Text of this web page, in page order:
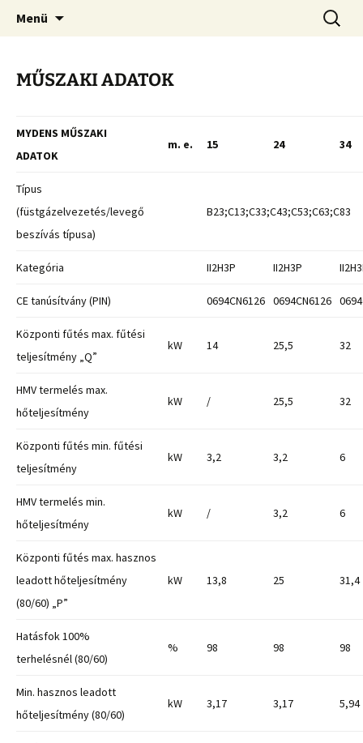
COSMOGAS
Hivatalos importőr és forgalmazó – Sebők és
Társa Kft.
Menü
MŰSZAKI ADATOK
MYDENS MŰSZAKI
ADATOK
m. e. 15 24 34
Típus
(füstgázelvezetés/levegő
beszívás típusa)
B23;C13;C33;C43;C53;C63;C83
Kategória II2H3P II2H3P
CE tanúsítvány (PIN) 0694CN6126 0694CN6126
Központi fűtés max. fűtési
teljesítmény „Q”
kW 14 25,5 32
HMV termelés max.
hőteljesítmény
kW / 25,5 32
Központi fűtés min. fűtési
teljesítmény
kW 3,2 3,2 6
HMV termelés min.
hőteljesítmény
kW / 3,2 6
Központi fűtés max. hasznos
leadott hőteljesítmény
(80/60) „P”
kW 13,8 25 31,4
Hatásfok 100%
terhelésnél (80/60)
% 98 98 98
Min. hasznos leadott
hőteljesítmény (80/60)
kW 3,17 3,17 5,94